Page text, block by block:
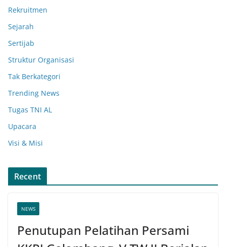
Rekruitmen
Sejarah
Sertijab
Struktur Organisasi
Tak Berkategori
Trending News
Tugas TNI AL
Upacara
Visi & Misi
Recent
NEWS
Penutupan Pelatihan Persami